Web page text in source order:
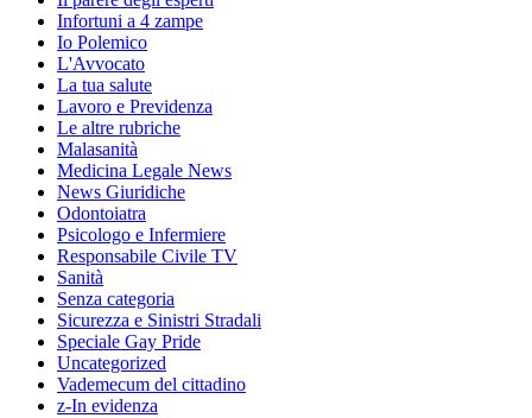
Infortuni a 4 zampe
Io Polemico
L'Avvocato
La tua salute
Lavoro e Previdenza
Le altre rubriche
Malasanità
Medicina Legale News
News Giuridiche
Odontoiatra
Psicologo e Infermiere
Responsabile Civile TV
Sanità
Senza categoria
Sicurezza e Sinistri Stradali
Speciale Gay Pride
Uncategorized
Vademecum del cittadino
z-In evidenza